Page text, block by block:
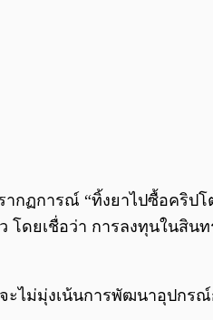
กฏการณ์ “ทิ้งยาไปซื้อคริปโ
ดยเชื่อว่า การลงทุนในสิน
จะไม่มุ่งเน้นการพัฒนาอุปก